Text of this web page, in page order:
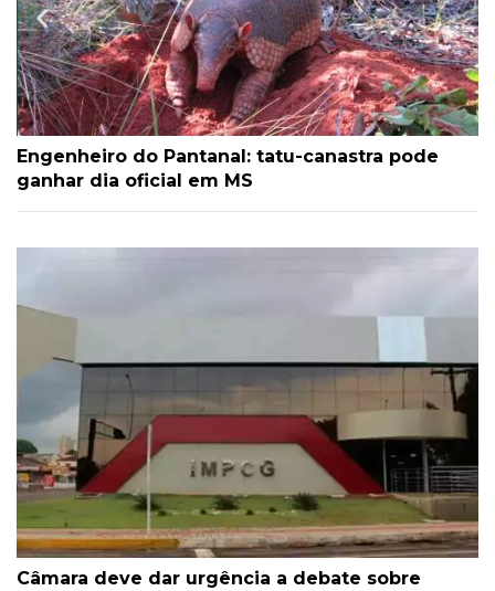
Engenheiro do Pantanal: tatu-canastra pode
ganhar dia oficial em MS
Câmara deve dar urgência a debate sobre